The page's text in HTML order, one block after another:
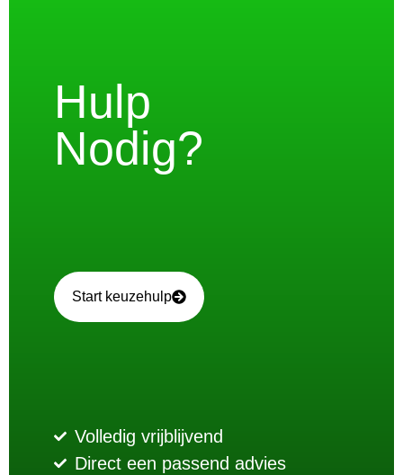
Hulp
Nodig?
Start keuzehulp
Volledig vrijblijvend
Direct een passend advies